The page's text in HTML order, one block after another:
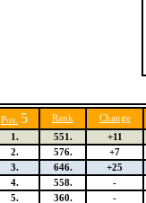
Pos. 5 Rank Change
1.
551. +11
2.
576. +7
3.
646. +25
4.
558. -
5.
360. -